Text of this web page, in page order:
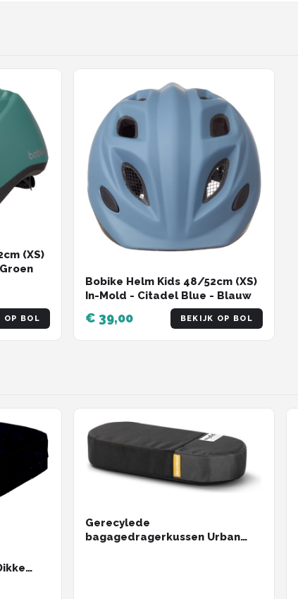
(XS)
OP BOL
Bobike Helm Kids 48/52cm (XS)
In-Mold - Citadel Blue - Blauw
€ 39,00 BEKIJK OP BOL
Gerecylede
bagagedragerkussen Urban